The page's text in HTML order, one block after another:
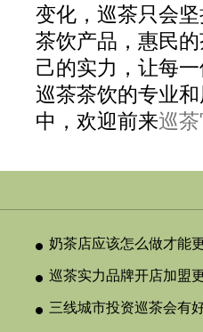
变化，巡茶只会
茶饮产品，惠民
己的实力，让每
巡茶茶饮的专业
中，欢迎前来巡茶
奶茶店应该怎么做才能
得消费者
巡茶实力品牌开店加盟
三线城市投资巡茶会有